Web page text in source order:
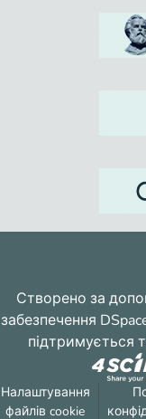
Створено за
забезпечення
підтримується
Налаштування
файлів cookie